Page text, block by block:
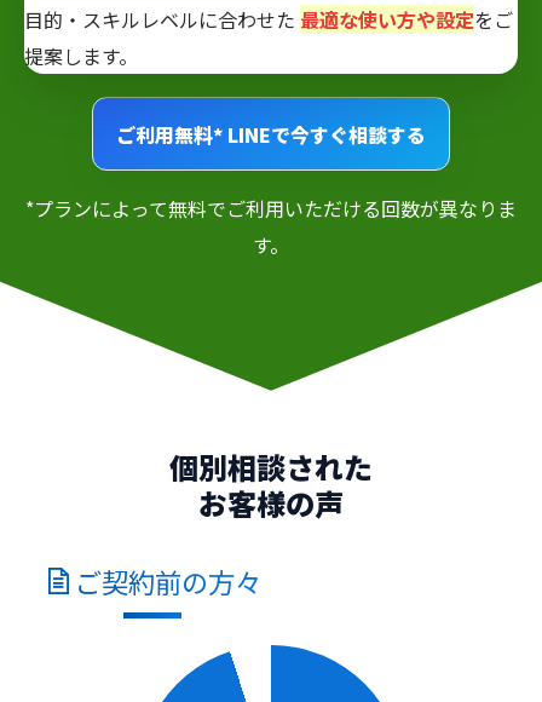
目的・スキルレベルに合わせた 最適な使い方や設定をご
提案します。
ご利用無料* LINEで今すぐ相談する
*プランによって無料でご利用いただける回数が異なりま
す。
個別相談された
お客様の声
ご契約前の方々